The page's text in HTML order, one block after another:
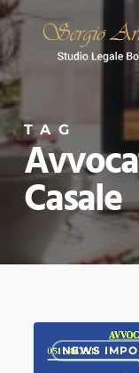
Skip
to
main
content
TAG
Casale
SEPARAZIONI
PER
NEWS